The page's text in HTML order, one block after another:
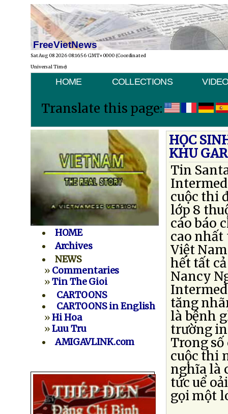
FreeVietNews
Sat Aug 08 2026 08:16:56 GMT+0000 (Coordinated
Universal Time)
HOME COLLECTIONS
Translate this page:
HOME
Archives
NEWS
» Commentaries
»Tin The Gioi
CARTOONS
CARTOONS in English
»Hi Hoa
»Luu Tru
AMIGAVLINK.com
HỌC
KHU
Tin
cuộc thi
lớp 8
cáo báo
cao nhất
Việt
hết tất
Nancy
tăng
là bệnh
trường
Trong
cuộc thi
nghĩa là
tức uể
gọi một